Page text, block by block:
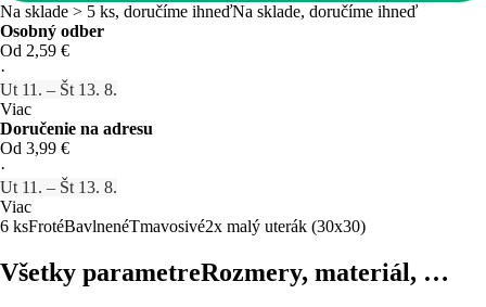
Na sklade > 5 ks, doručíme ihneďNa sklade, doručíme ihneď
Osobný odber
Od 2,59 €
·
Ut 11. – Št 13. 8.
Viac
Doručenie na adresu
Od 3,99 €
·
Ut 11. – Št 13. 8.
Viac
6 ksFrotéBavlnenéTmavosivé2x malý uterák (30x30)
Všetky parametreRozmery, materiál, …